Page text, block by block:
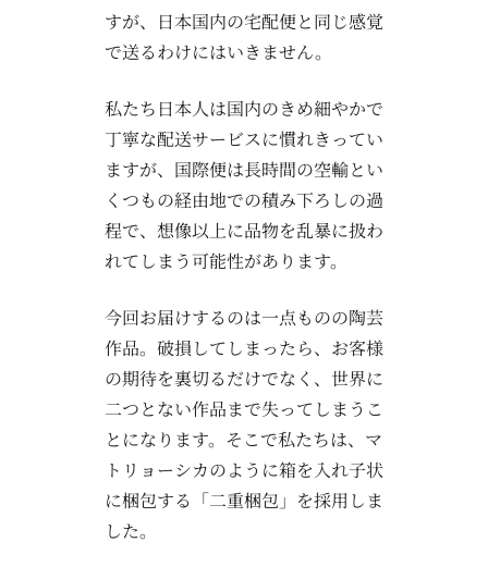
すが、日本国内の宅配便と同じ感覚
で送るわけにはいきません。
私たち日本人は国内のきめ細やかで
丁寧な配送サービスに慣れきってい
ますが、国際便は長時間の空輸とい
くつもの経由地での積み下ろしの過
程で、想像以上に品物を乱暴に扱わ
れてしまう可能性があります。
今回お届けするのは一点ものの陶芸
作品。破損してしまったら、お客様
の期待を裏切るだけでなく、世界に
二つとない作品まで失ってしまうこ
とになります。そこで私たちは、マ
トリョーシカのように箱を入れ子状
に梱包する「二重梱包」を採用しま
した。